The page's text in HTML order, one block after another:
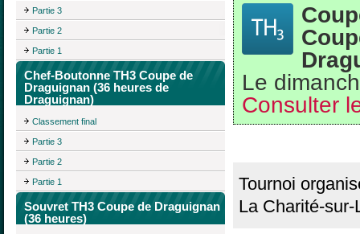
Partie 3
Partie 2
Partie 1
Chef-Boutonne TH3 Coupe de
Draguignan (36 heures de
Draguignan)
Classement final
Partie 3
Partie 2
Partie 1
Souvret TH3 Coupe de Draguignan
(36 heures)
Le
Consulter
Tournoi
La Charité-sur-